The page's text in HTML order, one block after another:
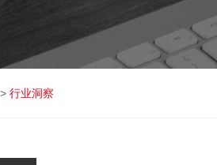
> 行业洞察